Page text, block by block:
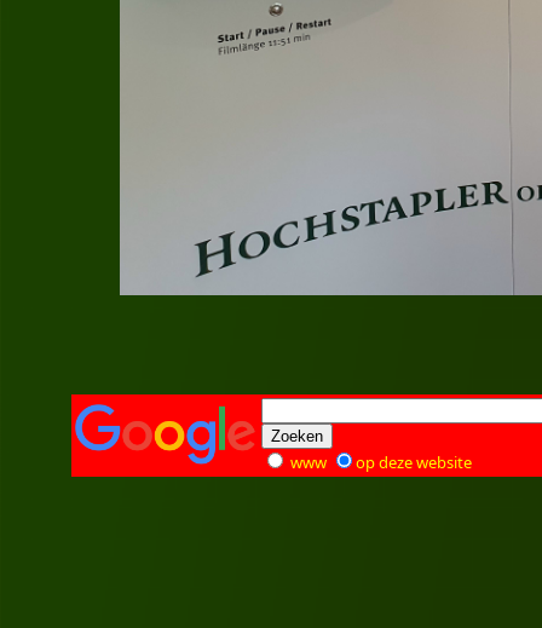
www op deze website